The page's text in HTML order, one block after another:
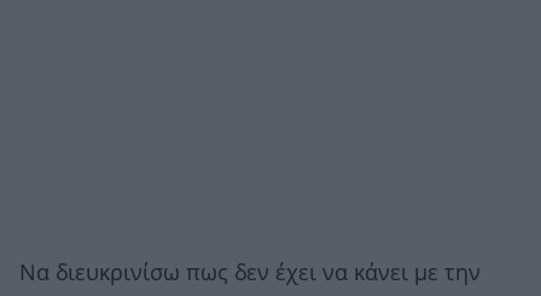
Να διευκρινίσω πως δεν έχει να κάνει με την